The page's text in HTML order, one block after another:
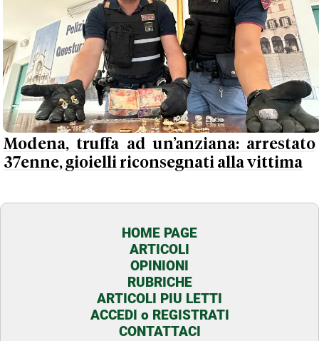
Modena, truffa ad un’anziana: arrestato
37enne, gioielli riconsegnati alla vittima
HOME PAGE
ARTICOLI
OPINIONI
RUBRICHE
ARTICOLI PIU LETTI
ACCEDI o REGISTRATI
CONTATTACI